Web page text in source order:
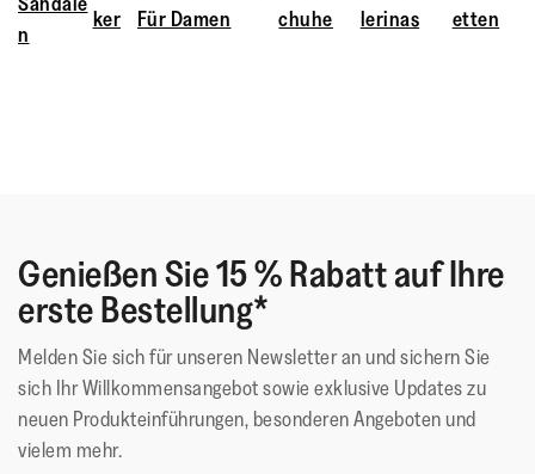
Tragekomfort über den ganzen Tag entwickelt.
n
ker
Für Damen
chuhe
lerinas
etten
Genießen Sie 15 % Rabatt auf Ihre
erste Bestellung*
Melden Sie sich für unseren Newsletter an und sichern Sie
sich Ihr Willkommensangebot sowie exklusive Updates zu
neuen Produkteinführungen, besonderen Angeboten und
vielem mehr.